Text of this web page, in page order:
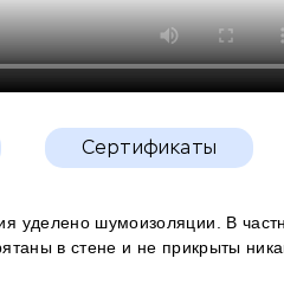
Сертификаты
уделено шумоизоляции. В
в стене и не прикрыты